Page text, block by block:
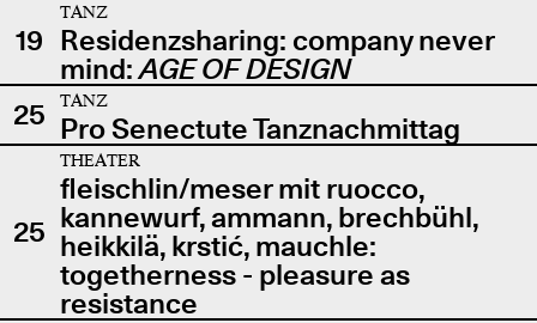
19
TANZ
Residenzsharing: company never
mind:AGE OF DESIGN
25
TANZ
Pro Senectute Tanznachmittag
25
THEATER
fleischlin/meser mit ruocco,
kannewurf, ammann, brechbühl,
heikkilä, krstić, mauchle:
togetherness - pleasure as
resistance